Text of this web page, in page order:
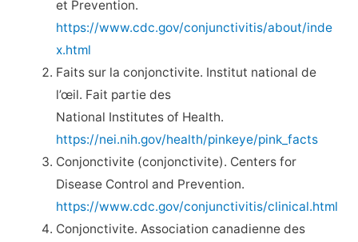
et Prevention.
https://www.cdc.gov/conjunctivitis/about/inde
x.html
Faits sur la conjonctivite. Institut national de
l’œil. Fait partie des
National Institutes of Health.
https://nei.nih.gov/health/pinkeye/pink_facts
Conjonctivite (conjonctivite). Centers for
Disease Control and Prevention.
https://www.cdc.gov/conjunctivitis/clinical.html
Conjonctivite. Association canadienne des